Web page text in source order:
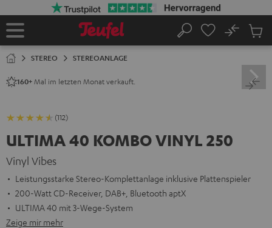
Startseite
Suche
No
STEREO STEREOANLAGE
160+ Mal im letzten Monat verkauft.
(112)
ULTIMA 40 KOMBO VINYL 250
Vinyl Vibes
Leistungsstarke Stereo-Komplettanlage inklusive Plattenspieler
200-Watt CD-Receiver, DAB+, Bluetooth aptX
ULTIMA 40 mit 3-Wege-System
Zeige mir mehr